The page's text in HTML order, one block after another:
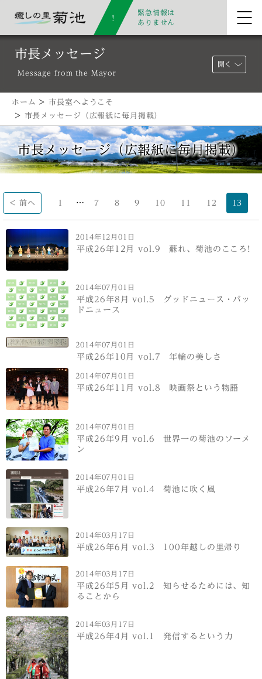
緊急情報は
ありません
市長メッセージ
Message from the Mayor
開く
ホーム >市長室へようこそ
> 市長メッセージ（広報紙に毎月掲載）
市長メッセージ（広報紙に毎月掲載）
< 前へ 1 … 7 8 9 10 11 12 13
2014年12月01日
平成26年12月 vol.9 蘇れ、菊池のこころ!
2014年07月01日
平成26年8月 vol.5 グッドニュース・バッ
ドニュース
2014年07月01日
平成26年10月 vol.7 年輪の美しさ
2014年07月01日
平成26年11月 vol.8 映画祭という物語
2014年07月01日
平成26年9月 vol.6 世界一の菊池のソーメ
ン
2014年07月01日
平成26年7月 vol.4 菊池に吹く風
2014年03月17日
平成26年6月 vol.3 100年越しの里帰り
2014年03月17日
平成26年5月 vol.2 知らせるためには、知
ることから
2014年03月17日
平成26年4月 vol.1 発信するという力